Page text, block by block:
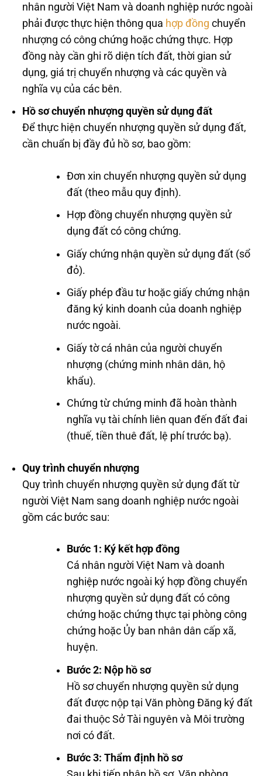
nhân người Việt Nam và doanh nghiệp nước ngoài
phải được thực hiện thông qua hợp đồng chuyển
nhượng có công chứng hoặc chứng thực. Hợp
đồng này cần ghi rõ diện tích đất, thời gian sử
dụng, giá trị chuyển nhượng và các quyền và
nghĩa vụ của các bên.
Hồ sơ chuyển nhượng quyền sử dụng đất
Để thực hiện chuyển nhượng quyền sử dụng đất,
cần chuẩn bị đầy đủ hồ sơ, bao gồm:
Đơn xin chuyển nhượng quyền sử dụng
đất (theo mẫu quy định).
Hợp đồng chuyển nhượng quyền sử
dụng đất có công chứng.
Giấy chứng nhận quyền sử dụng đất (sổ
đỏ).
Giấy phép đầu tư hoặc giấy chứng nhận
đăng ký kinh doanh của doanh nghiệp
nước ngoài.
Giấy tờ cá nhân của người chuyển
nhượng (chứng minh nhân dân, hộ
khẩu).
Chứng từ chứng minh đã hoàn thành
nghĩa vụ tài chính liên quan đến đất đai
(thuế, tiền thuê đất, lệ phí trước bạ).
Quy trình chuyển nhượng
Quy trình chuyển nhượng quyền sử dụng đất từ
người Việt Nam sang doanh nghiệp nước ngoài
gồm các bước sau:
Bước 1: Ký kết hợp đồng
Cá nhân người Việt Nam và doanh
nghiệp nước ngoài ký hợp đồng chuyển
nhượng quyền sử dụng đất có công
chứng hoặc chứng thực tại phòng công
chứng hoặc Ủy ban nhân dân cấp xã,
huyện.
Bước 2: Nộp hồ sơ
Hồ sơ chuyển nhượng quyền sử dụng
đất được nộp tại Văn phòng Đăng ký đất
đai thuộc Sở Tài nguyên và Môi trường
nơi có đất.
Bước 3: Thẩm định hồ sơ